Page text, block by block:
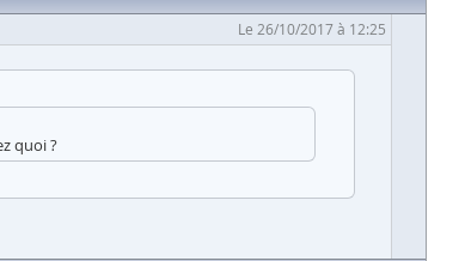
Le 26/10/2017 à 12:25
quoi ?